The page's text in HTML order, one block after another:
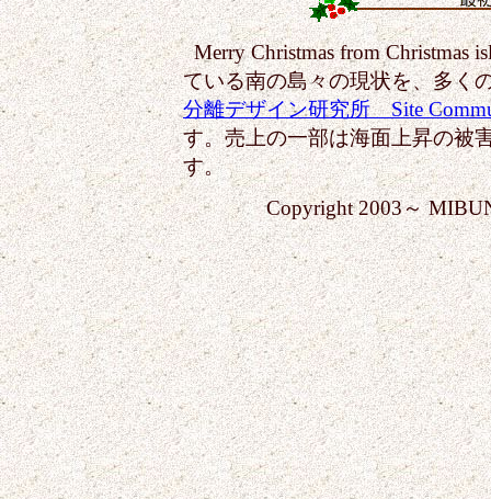
Merry Christmas from
ている南の島々の現状を、多く
分離デザイン研究所 Site
す。売上の一部は海面上昇の被
す。
Copyright 2003～